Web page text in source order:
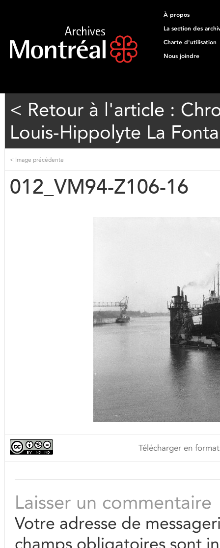
À propos
La section des
Charte d'utilisation
Nous joindre
< Retour à l'article :
Louis-Hippolyte La
< Image précédente
012_VM94-Z106-16
Télécharger en
Laisser un commentaire
Votre adresse de
champs obligatoires sont